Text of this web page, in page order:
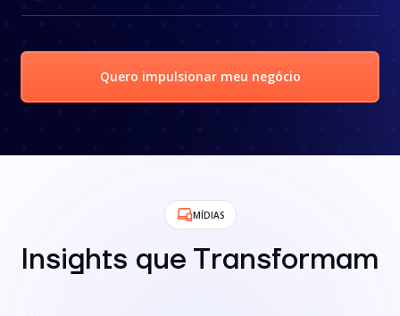
Quero impulsionar meu negócio
MÍDIAS
Insights que Transformam